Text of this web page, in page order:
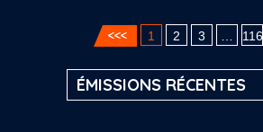
1 2 3 116
ÉMISSIONS RÉCENTES